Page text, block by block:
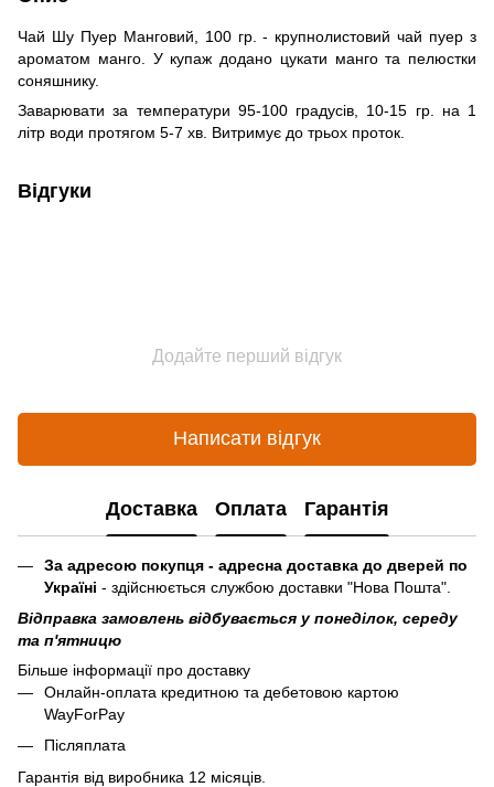
Чай Шу Пуер Манговий, 100 гр. - крупнолистовий чай пуер з
ароматом манго. У купаж додано цукати манго та пелюстки
соняшнику.
Заварювати за температури 95-100 градусів, 10-15 гр. на 1
літр води протягом 5-7 хв. Витримує до трьох проток.
Відгуки
Додайте перший відгук
Написати відгук
Доставка Оплата Гарантія
За адресою покупця - адресна доставка до дверей по
Україні - здійснюється службою доставки "Нова Пошта".
Відправка замовлень відбувається у понеділок, середу
та п'ятницю
Більше інформації про доставку
Онлайн-оплата кредитною та дебетовою картою
WayForPay
Післяплата
Гарантія від виробника 12 місяців.